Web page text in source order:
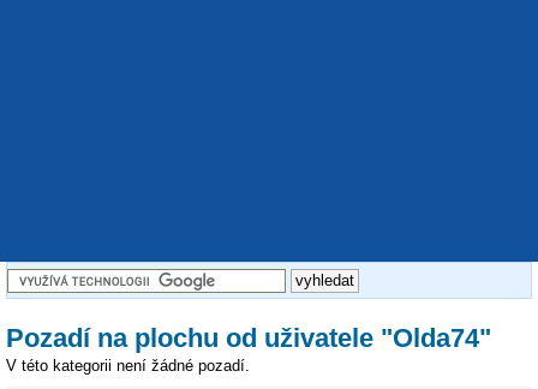
Pozadí na plochu od uživatele "Olda74"
V této kategorii není žádné pozadí.